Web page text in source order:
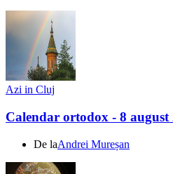
Azi in Cluj
Calendar ortodox - 8 august
De laAndrei Mureșan